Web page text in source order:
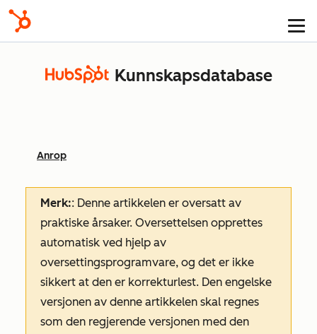
Kunnskapsdatabase
Anrop
Merk:: Denne artikkelen er oversatt av
praktiske årsaker. Oversettelsen opprettes
automatisk ved hjelp av
oversettingsprogramvare, og det er ikke
sikkert at den er korrekturlest. Den engelske
versjonen av denne artikkelen skal regnes
som den regjerende versjonen med den